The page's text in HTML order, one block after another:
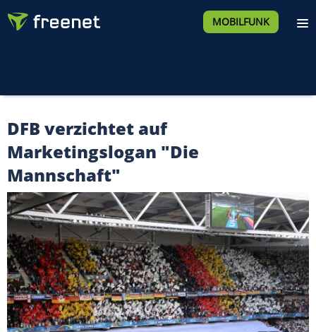
MOBILFUNK
DFB verzichtet auf
Marketingslogan "Die
Mannschaft"